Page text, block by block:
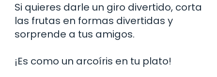
Si quieres darle un giro divertido, corta
las frutas en formas divertidas y
sorprende a tus amigos.
¡Es como un arcoíris en tu plato!